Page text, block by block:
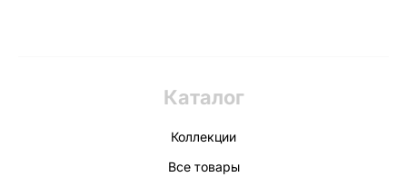
Каталог
Коллекции
Все товары